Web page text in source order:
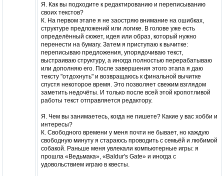
Я. Как вы подходите к редактированию и переписыванию
своих текстов?
К. На первом этапе я не заостряю внимание на ошибках,
структуре предложений или логике. В голове уже есть
определённый сюжет, идея или образ, который нужно
перенести на бумагу. Затем я приступаю к вычитке:
переписываю предложения, упорядочиваю текст,
выстраиваю структуру, а иногда полностью перерабатываю
или дополняю его. После завершения этого этапа я даю
тексту "отдохнуть" и возвращаюсь к финальной вычитке
спустя некоторое время. Это позволяет свежим взглядом
заметить недочёты. И только после всей этой кропотливой
работы текст отправляется редактору.
Я. Чем вы занимаетесь, когда не пишете? Какие у вас хобби и
интересы?
К. Свободного времени у меня почти не бывает, но каждую
свободную минуту я стараюсь проводить с семьёй и любимой
собакой. Раньше меня увлекали компьютерные игры: я
прошла «Ведьмака», «Baldur's Gate» и иногда с
удовольствием играю в квесты.